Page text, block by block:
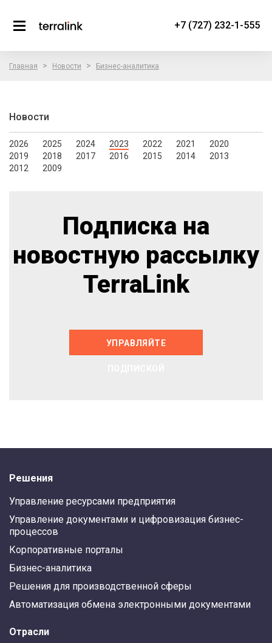
+7 (727) 232-1-555
Главная > Новости > Бизнес-аналитика
Новости
2026 2025 2024 2023 2022 2021
2020
2019
2018 2017 2016 2015 2014
2013
2012
2009
Подписка на
новостную рассылку
TerraLink
УПРАВЛЯЙТЕ
Решения
Управление ресурсами предприятия
Управление документами и цифровизация бизнес-
процессов
Корпоративные порталы
Бизнес-аналитика
Решения для производственной сферы
Автоматизация обмена электронными документами
Отрасли